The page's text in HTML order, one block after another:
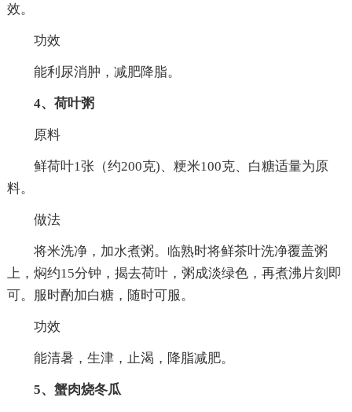
效。
功效
能利尿消肿，减肥降脂。
4、荷叶粥
原料
鲜荷叶1张（约200克)、粳米100克、白糖适量为原
料。
做法
将米洗净，加水煮粥。临熟时将鲜茶叶洗净覆盖粥
上，焖约15分钟，揭去荷叶，粥成淡绿色，再煮沸片刻即
可。服时酌加白糖，随时可服。
功效
能清暑，生津，止渴，降脂减肥。
5、蟹肉烧冬瓜